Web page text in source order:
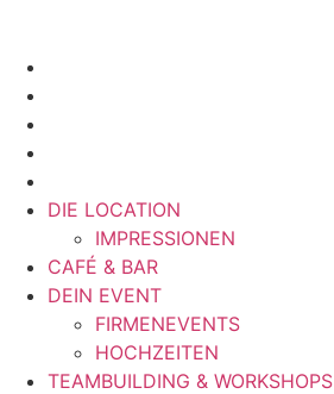
DIE LOCATION
IMPRESSIONEN
CAFÉ & BAR
DEIN EVENT
FIRMENEVENTS
HOCHZEITEN
TEAMBUILDING & WORKSHOPS